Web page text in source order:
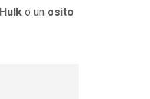
Hulk o un osito